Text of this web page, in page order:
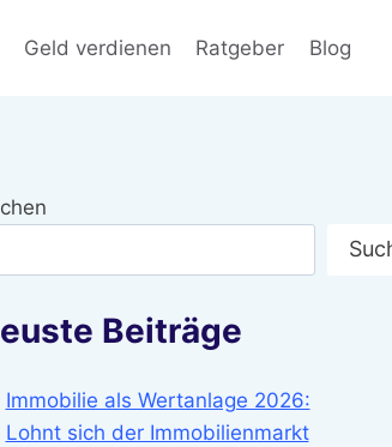
Geld verdienen Ratgeber Blog
Beiträge
Immobilie als Wertanlage 2026:
Lohnt sich der Immobilienmarkt